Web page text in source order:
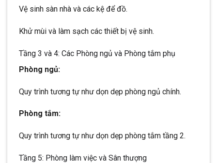
Vệ sinh sàn nhà và các kệ để đồ.
Khử mùi và làm sạch các thiết bị vệ sinh.
Tầng 3 và 4: Các Phòng ngủ và Phòng tắm phụ
Phòng ngủ:
Quy trình tương tự như dọn dẹp phòng ngủ chính.
Phòng tắm:
Quy trình tương tự như dọn dẹp phòng tắm tầng 2.
Tầng 5: Phòng làm việc và Sân thượng